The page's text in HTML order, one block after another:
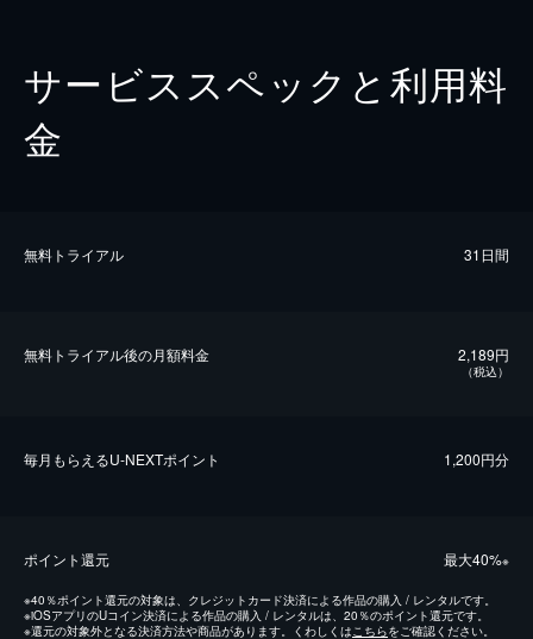
サービススペックと利用料
金
無料トライアル 31日間
無料トライアル後の⽉額料金 2,189円
（税込）
毎⽉もらえるU-NEXTポイント 1,200円分
ポイント還元 最⼤40%※
※40％ポイント還元の対象は、クレジットカード決済による作品の購入 / レンタルです。
※iOSアプリのUコイン決済による作品の購入 / レンタルは、20％のポイント還元です。
※還元の対象外となる決済方法や商品があります。くわしくはこちらをご確認ください。